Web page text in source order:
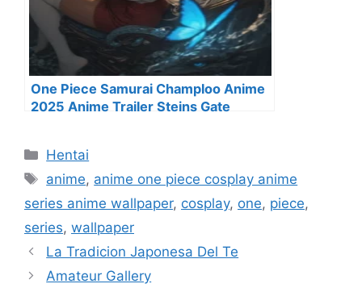
One Piece Samurai Champloo Anime
2025 Anime Trailer Steins Gate
Categorías
Hentai
Etiquetas
anime, anime one piece cosplay anime
series anime wallpaper, cosplay, one, piece,
series, wallpaper
La Tradicion Japonesa Del Te
Amateur Gallery